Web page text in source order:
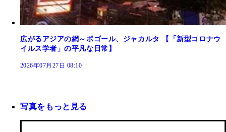
広がるアジアの網～ボゴール、ジャカルタ 【「新型コロナウ
イルス学者」の平凡な日常】
2026年07月27日 08:10
写真をもっと見る